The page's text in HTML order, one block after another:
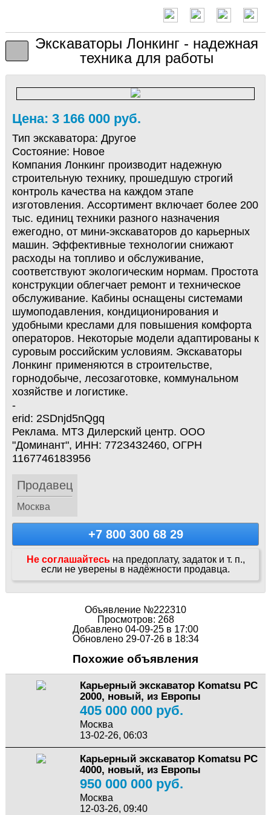
Экскаваторы Лонкинг - надежная
техника для работы
Цена: 3 166 000 руб.
Тип экскаватора: Другое
Состояние: Новое
Компания Лонкинг производит надежную
строительную технику, прошедшую строгий
контроль качества на каждом этапе
изготовления. Ассортимент включает более 200
тыс. единиц техники разного назначения
ежегодно, от мини-экскаваторов до карьерных
машин. Эффективные технологии снижают
расходы на топливо и обслуживание,
соответствуют экологическим нормам. Простота
конструкции облегчает ремонт и техническое
обслуживание. Кабины оснащены системами
шумоподавления, кондиционирования и
удобными креслами для повышения комфорта
операторов. Некоторые модели адаптированы к
суровым российским условиям. Экскаваторы
Лонкинг применяются в строительстве,
горнодобыче, лесозаготовке, коммунальном
хозяйстве и логистике.
-
erid: 2SDnjd5nQgq
Реклама. МТЗ Дилерский центр. ООО
"Доминант", ИНН: 772З4З2460, ОГРН
116774618З956
Продавец
Москва
+7 800 300 68 29
Не соглашайтесь на предоплату, задаток и т. п.,
если не уверены в надёжности продавца.
Объявление №222310
Просмотров: 268
Добавлено 04-09-25 в 17:00
Обновлено 29-07-26 в 18:34
Похожие объявления
Карьерный экскаватор Komatsu PC
2000, новый, из Европы
405 000 000 руб.
Москва
13-02-26, 06:03
Карьерный экскаватор Komatsu PC
4000, новый, из Европы
950 000 000 руб.
Москва
12-03-26, 09:40